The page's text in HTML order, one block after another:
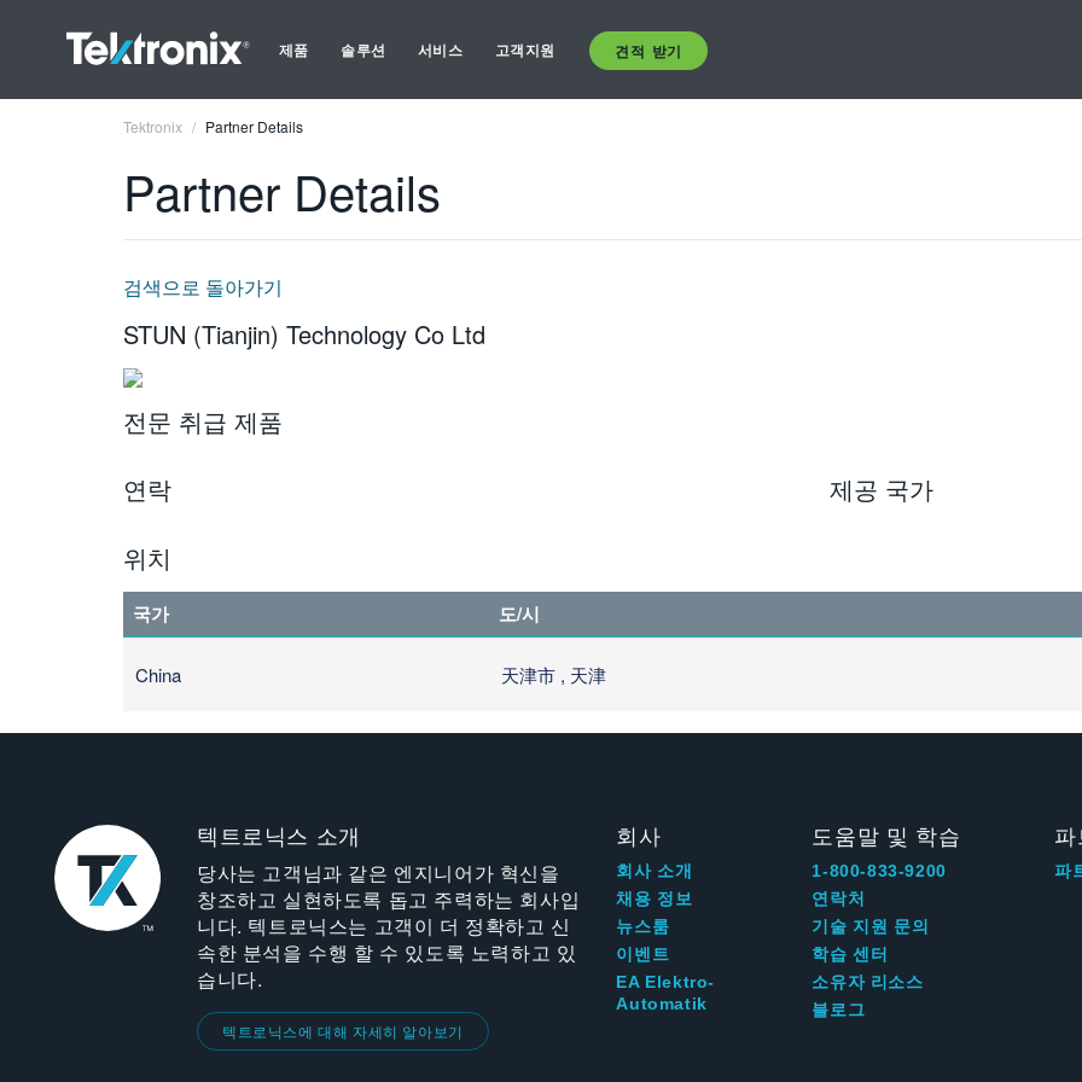
제품 솔루션 서비스 고객지원 견적 받기
Tektronix Partner Details
Partner Details
검색으로 돌아가기
STUN (Tianjin) Technology Co Ltd
전문 취급 제품
연락
제공 국가
위치
국가 도/시
China 天津市 , 天津
텍트로닉스 소개
당사는 고객님과 같은 엔지니어가 혁신을
창조하고 실현하도록 돕고 주력하는 회사입
니다. 텍트로닉스는 고객이 더 정확하고 신
속한 분석을 수행 할 수 있도록 노력하고 있
습니다.
텍트로닉스에 대해 자세히 알아보기
회사
회사 소개
채용 정보
뉴스룸
이벤트
EA Elektro-
Automatik
도움말 및 학습
1-800-833-9200
연락처
기술 지원 문의
학습 센터
소유자 리소스
블로그
파
파